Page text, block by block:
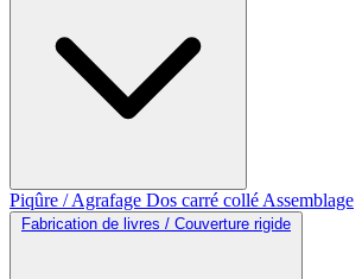
Piqûre / Agrafage Dos carré collé Assemblage
Fabrication de livres / Couverture rigide